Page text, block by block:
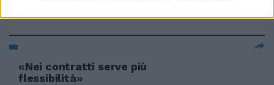
«Nei contratti serve più
flessibilità»